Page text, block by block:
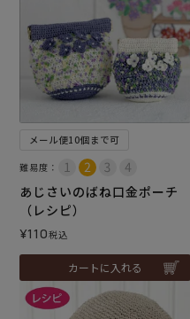
メール便10個まで可
難易度：
あじさいのばね口金ポーチ
（レシピ）
¥110税込
カートに入れる